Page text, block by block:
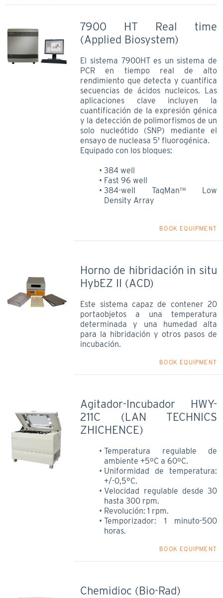
7900 HT Real time
(Applied Biosystem)
El sistema 7900HT es un sistema de
PCR en tiempo real de alto
rendimiento que detecta y cuantifica
secuencias de ácidos nucleicos. Las
aplicaciones clave incluyen la
cuantificación de la expresión génica
y la detección de polimorfismos de un
solo nucleótido (SNP) mediante el
ensayo de nucleasa 5' fluorogénica.
Equipado con los bloques:
384 well
Fast 96 well
384-well TaqMan™ Low
Density Array
BOOK EQUIPMENT
Horno de hibridación in situ
HybEZ II (ACD)
Este sistema capaz de contener 20
portaobjetos a una temperatura
determinada y una humedad alta
para la hibridación y otros pasos de
incubación.
BOOK EQUIPMENT
Agitador-Incubador HWY-
211C (LAN TECHNICS
ZHICHENCE)
Temperatura regulable de
ambiente +5ºC a 60ºC.
Uniformidad de temperatura:
+/-0,5°C.
Velocidad regulable desde 30
hasta 300 rpm.
Revolución: 1 rpm.
Temporizador: 1 minuto-500
horas.
BOOK EQUIPMENT
Chemidioc (Bio-Rad)